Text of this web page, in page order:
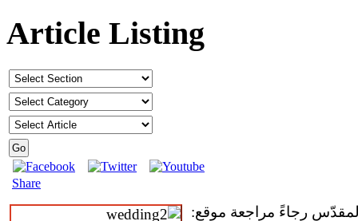
Article Listing
Share
رجاءً مراجعة موقع: